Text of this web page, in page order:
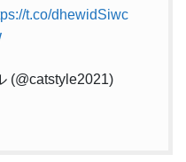
t.co/dhewidSiwc
(@catstyle2021)